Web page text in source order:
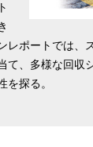
レポートでは、
て、多様な回収
を探る。